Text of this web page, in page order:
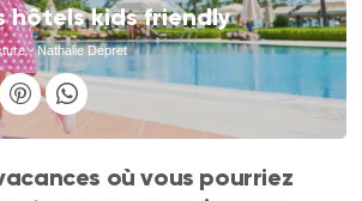
hôtels kids friendly
- Nathalie Depret
où vous pourriez